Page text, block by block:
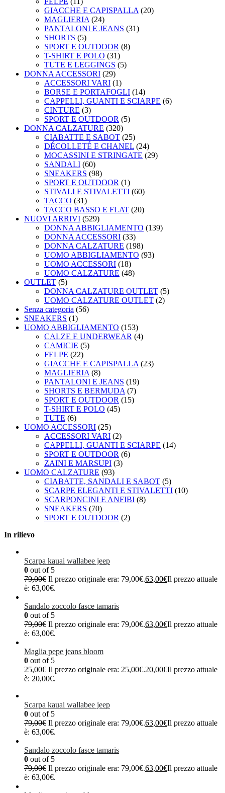
GIACCHE E CAPISPALLA (20)
MAGLIERIA (24)
PANTALONI E JEANS (31)
SHORTS (5)
SPORT E OUTDOOR (8)
T-SHIRT E POLO (31)
TUTE E LEGGINGS (5)
DONNA ACCESSORI (29)
ACCESSORI VARI (1)
BORSE E PORTAFOGLI (14)
CAPPELLI, GUANTI E SCIARPE (6)
CINTURE (3)
SPORT E OUTDOOR (5)
DONNA CALZATURE (320)
CIABATTE E SABOT (25)
DÉCOLLETÉ E CHANEL (24)
MOCASSINI E STRINGATE (29)
SANDALI (60)
SNEAKERS (98)
SPORT E OUTDOOR (1)
STIVALI E STIVALETTI (60)
TACCO (31)
TACCO BASSO E FLAT (20)
NUOVI ARRIVI (529)
DONNA ABBIGLIAMENTO (139)
DONNA ACCESSORI (33)
DONNA CALZATURE (198)
UOMO ABBIGLIAMENTO (93)
UOMO ACCESSORI (18)
UOMO CALZATURE (48)
OUTLET (5)
DONNA CALZATURE OUTLET (5)
UOMO CALZATURE OUTLET (2)
Senza categoria (56)
SNEAKERS (1)
UOMO ABBIGLIAMENTO (153)
CALZE E UNDERWEAR (4)
CAMICIE (5)
FELPE (22)
GIACCHE E CAPISPALLA (23)
MAGLIERIA (8)
PANTALONI E JEANS (19)
SHORTS E BERMUDA (7)
SPORT E OUTDOOR (15)
T-SHIRT E POLO (45)
TUTE (6)
UOMO ACCESSORI (25)
ACCESSORI VARI (2)
CAPPELLI, GUANTI E SCIARPE (14)
SPORT E OUTDOOR (6)
ZAINI E MARSUPI (3)
UOMO CALZATURE (93)
CIABATTE, SANDALI E SABOT (5)
SCARPE ELEGANTI E STIVALETTI (10)
SCARPONCINI E ANFIBI (8)
SNEAKERS (70)
SPORT E OUTDOOR (2)
In rilievo
Scarpa kauai wallabee jeep
0 out of 5
79,00€ Il prezzo originale era: 79,00€.63,00€Il prezzo attuale
è: 63,00€.
Sandalo zoccolo fasce tamaris
0 out of 5
79,00€ Il prezzo originale era: 79,00€.63,00€Il prezzo attuale
è: 63,00€.
Maglia pepe jeans bloom
0 out of 5
25,00€ Il prezzo originale era: 25,00€.20,00€Il prezzo attuale
è: 20,00€.
Scarpa kauai wallabee jeep
0 out of 5
79,00€ Il prezzo originale era: 79,00€.63,00€Il prezzo attuale
è: 63,00€.
Sandalo zoccolo fasce tamaris
0 out of 5
79,00€ Il prezzo originale era: 79,00€.63,00€Il prezzo attuale
è: 63,00€.